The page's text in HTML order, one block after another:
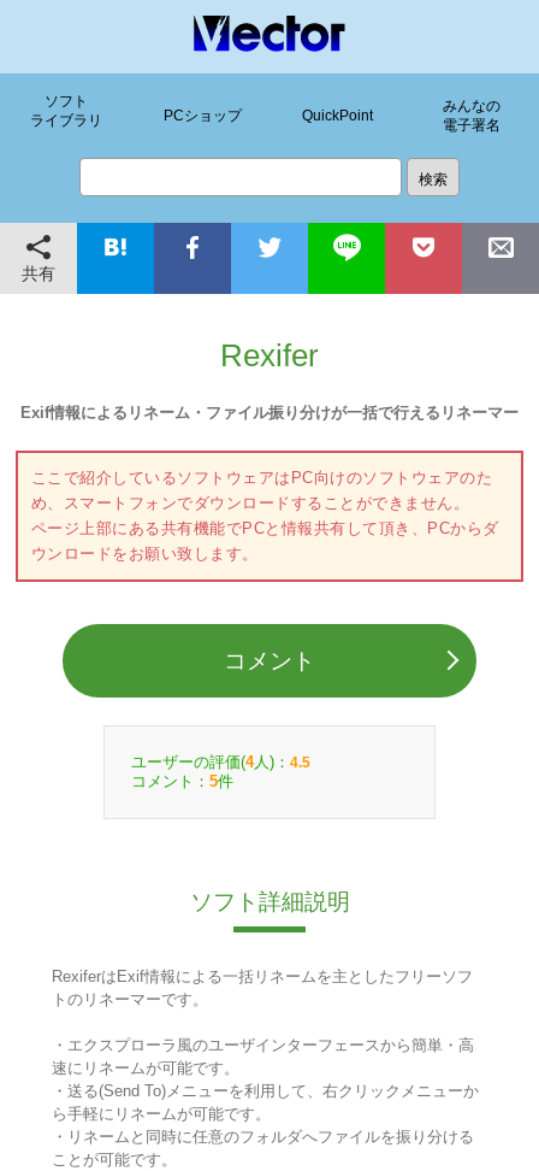
ソフト
ライブラリ
PCショップ QuickPoint
みんなの
電子署名
共有
Rexifer
Exif情報によるリネーム・ファイル振り分けが一括で行えるリネーマー
ここで紹介しているソフトウェアはPC向けのソフトウェアのた
め、スマートフォンでダウンロードすることができません。
ページ上部にある共有機能でPCと情報共有して頂き、PCからダ
ウンロードをお願い致します。
コメント
ユーザーの評価(4人)： 4.5
コメント： 5件
ソフト詳細説明
RexiferはExif情報による一括リネームを主としたフリーソフ
トのリネーマーです。
・エクスプローラ風のユーザインターフェースから簡単・高
速にリネームが可能です。
・送る(Send To)メニューを利用して、右クリックメニューか
ら手軽にリネームが可能です。
・リネームと同時に任意のフォルダへファイルを振り分ける
ことが可能です。